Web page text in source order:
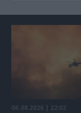
06.08.2026 | 22:02